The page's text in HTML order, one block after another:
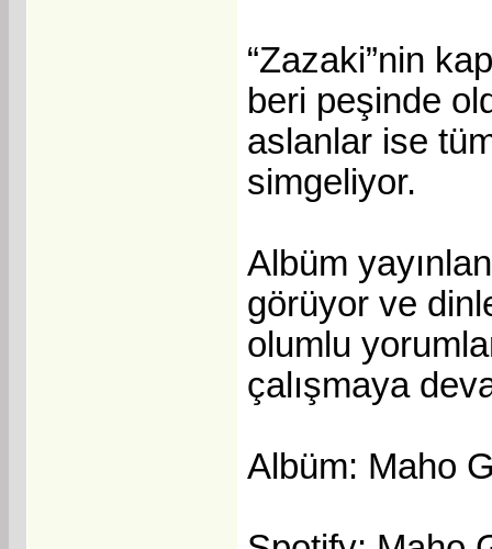
“Zazaki”nin
beri peşinde
aslanlar ise
simgeliyor.
Albüm
görüyor ve
olumlu
çalışmaya
Albüm: Maho